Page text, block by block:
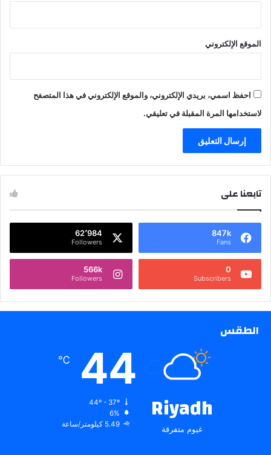
الموقع الإلكتروني
احفظ اسمي، بريدي الإلكتروني، والموقع الإلكتروني في هذا المتصفح
لاستخدامها المرة المقبلة في تعليقي.
تابعنا على
847k
Fans
62٬984
Followers
0
Subscribers
566k
Followers
الطقس
Riyadh
غيوم متفرقة
44
℃
6%
5.49 كيلومتر/ساعة